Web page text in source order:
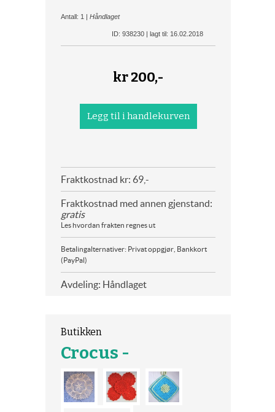
Antall: 1 | Håndlaget
ID: 938230 | lagt til: 16.02.2018
kr200,-
Fraktkostnad kr: 69,-
Fraktkostnad med annen gjenstand:
gratis
Les hvordan frakten regnes ut
Betalingalternativer: Privat oppgjør, Bankkort
(PayPal)
Avdeling: Håndlaget
Butikken
Crocus -